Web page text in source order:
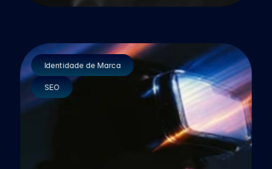
Identidade de Marca
SEO